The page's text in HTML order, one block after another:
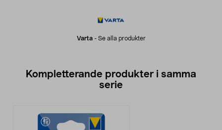
Varta- Se alla produkter
Kompletterande produkter i samma
serie